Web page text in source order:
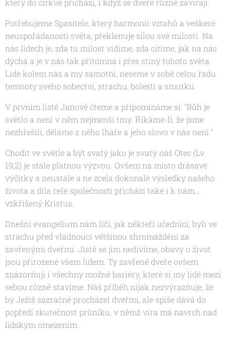
který do církve přichází, i když se dveře různě zavírají.
Potřebujeme Spasitele, který harmonii vztahů a veškeré
neuspořádanosti světa, překlenuje silou své milosti. Na
nás lidech je, zda tu milost vidíme, zda cítíme, jak na nás
dýchá a je v nás tak přítomná i přes stíny tohoto světa.
Lidé kolem nás a my samotní, neseme v sobě celou řadu
temnoty svého sobectví, strachu, bolesti a smutku.
V prvním listě Janově čteme a připomínáme si: "Bůh je
světlo a není v něm nejmenší tmy. Říkáme-li, že jsme
nezhřešili, děláme z něho lháře a jeho slovo v nás není."
Chodit ve světle a být svatý jako je svatý náš Otec (Lv
19,2) je stále platnou výzvou. Ovšem na místo drásavé
výčitky a neustále a ne zcela dokonalé výsledky našeho
života a díla celé společnosti přichází také i k nám…
vzkříšený Kristus.
Dnešní evangelium nám líčí, jak někteří učedníci, byli ve
strachu před vládnoucí většinou shromážděni za
zavřenými dveřmi. Jistě se jim nedivíme, obavy o život
jsou přirozené všem lidem. Ty zavřené dveře ovšem
znázorňují i všechny možné bariéry, které si my lidé mezi
sebou různě stavíme. Náš příběh nijak nezvýrazňuje, že
by Ježíš zázračně procházel dveřmi, ale spíše dává do
popředí skutečnost průniku, v němž víra má navrch nad
lidským omezením.